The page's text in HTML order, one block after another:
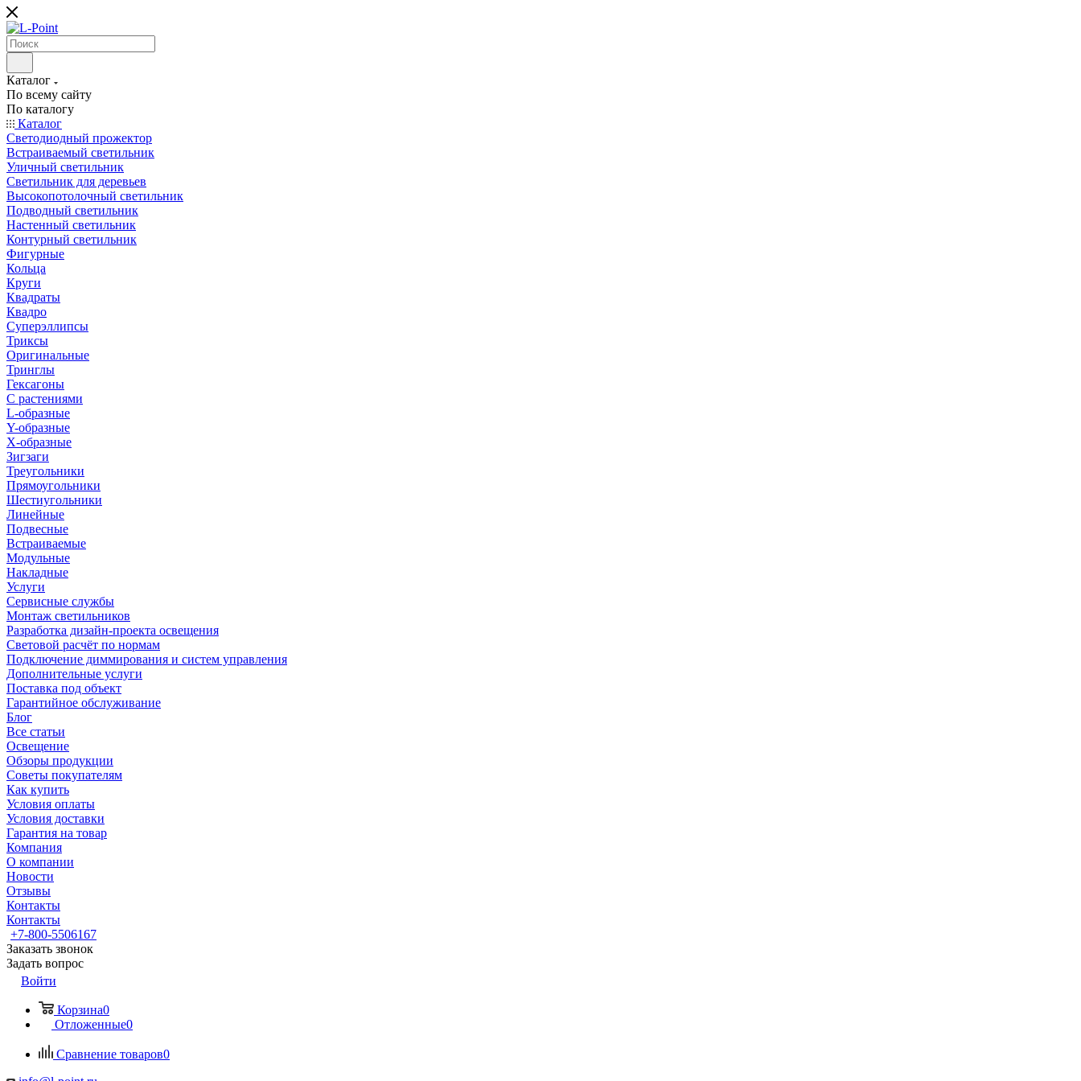
Каталог
По всему сайту
По каталогу
Каталог
Светодиодный прожектор
Встраиваемый светильник
Уличный светильник
Светильник для деревьев
Высокопотолочный светильник
Подводный светильник
Настенный светильник
Контурный светильник
Фигурные
Кольца
Круги
Квадраты
Квадро
Суперэллипсы
Триксы
Оригинальные
Тринглы
Гексагоны
С растениями
L-образные
Y-образные
X-образные
Зигзаги
Треугольники
Прямоугольники
Шестиугольники
Линейные
Подвесные
Встраиваемые
Модульные
Накладные
Услуги
Сервисные службы
Монтаж светильников
Разработка дизайн-проекта освещения
Световой расчёт по нормам
Подключение диммирования и систем управления
Дополнительные услуги
Поставка под объект
Гарантийное обслуживание
Блог
Все статьи
Освещение
Обзоры продукции
Советы покупателям
Как купить
Условия оплаты
Условия доставки
Гарантия на товар
Компания
О компании
Новости
Отзывы
Контакты
Контакты
+7-800-5506167
Заказать звонок
Задать вопрос
Войти
Корзина0
Отложенные0
Сравнение товаров0